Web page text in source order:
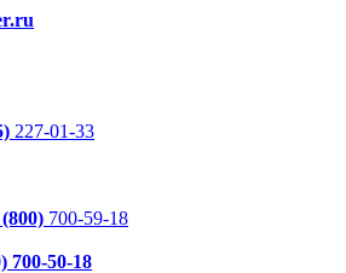
227-01-33
700-59-18
700-50-18